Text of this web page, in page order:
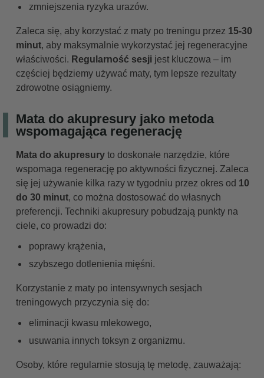
zmniejszenia ryzyka urazów.
Zaleca się, aby korzystać z maty po treningu przez 15-30
minut, aby maksymalnie wykorzystać jej regeneracyjne
właściwości. Regularność sesji jest kluczowa – im
częściej będziemy używać maty, tym lepsze rezultaty
zdrowotne osiągniemy.
Mata do akupresury jako metoda
wspomagająca regenerację
Mata do akupresury to doskonałe narzędzie, które
wspomaga regenerację po aktywności fizycznej. Zaleca
się jej używanie kilka razy w tygodniu przez okres od 10
do 30 minut, co można dostosować do własnych
preferencji. Techniki akupresury pobudzają punkty na
ciele, co prowadzi do:
poprawy krążenia,
szybszego dotlenienia mięśni.
Korzystanie z maty po intensywnych sesjach
treningowych przyczynia się do:
eliminacji kwasu mlekowego,
usuwania innych toksyn z organizmu.
Osoby, które regularnie stosują tę metodę, zauważają: